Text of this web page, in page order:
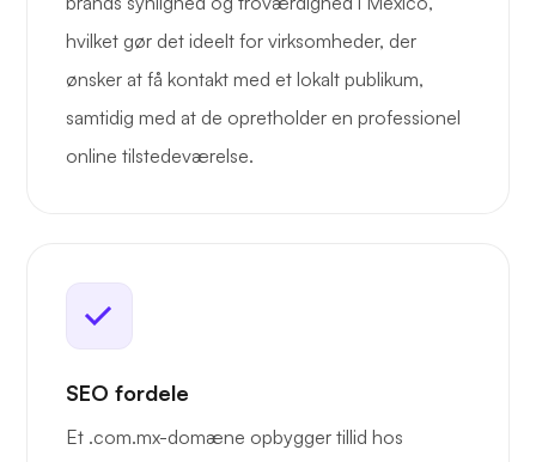
hvilket gør det ideelt for virksomheder, der
ønsker at få kontakt med et lokalt publikum,
samtidig med at de opretholder en professionel
online tilstedeværelse.
SEO fordele
Et .com.mx-domæne opbygger tillid hos